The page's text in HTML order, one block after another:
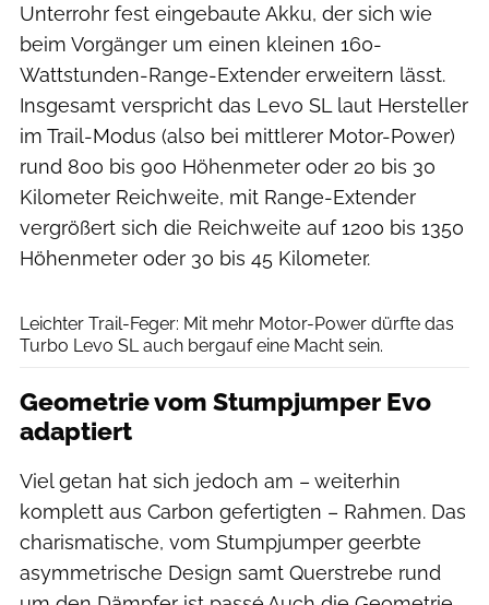
Unterrohr fest eingebaute Akku, der sich wie
beim Vorgänger um einen kleinen 160-
Wattstunden-Range-Extender erweitern lässt.
Insgesamt verspricht das Levo SL laut Hersteller
im Trail-Modus (also bei mittlerer Motor-Power)
rund 800 bis 900 Höhenmeter oder 20 bis 30
Kilometer Reichweite, mit Range-Extender
vergrößert sich die Reichweite auf 1200 bis 1350
Höhenmeter oder 30 bis 45 Kilometer.
Leichter Trail-Feger: Mit mehr Motor-Power dürfte das
Turbo Levo SL auch bergauf eine Macht sein.
Geometrie vom Stumpjumper Evo
adaptiert
Viel getan hat sich jedoch am – weiterhin
komplett aus Carbon gefertigten – Rahmen. Das
charismatische, vom Stumpjumper geerbte
asymmetrische Design samt Querstrebe rund